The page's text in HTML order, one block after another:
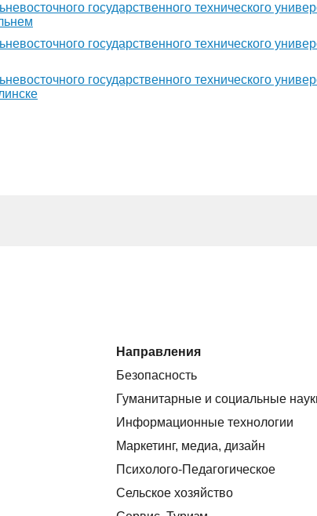
государственного технического
государственного технического
государственного технического
Направления
Безопасность
Гуманитарные и социальные
Информационные технологии
Маркетинг, медиа, дизайн
Психолого-Педагогическое
Сельское хозяйство